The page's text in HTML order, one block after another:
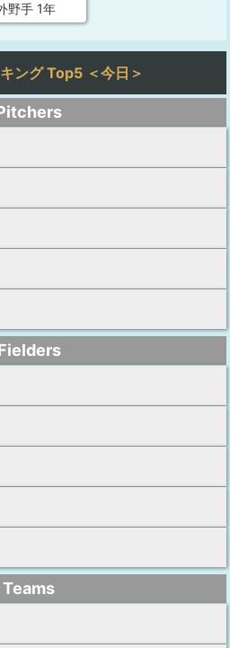
野手 1年
ング Top5 ＜今日＞
Teams